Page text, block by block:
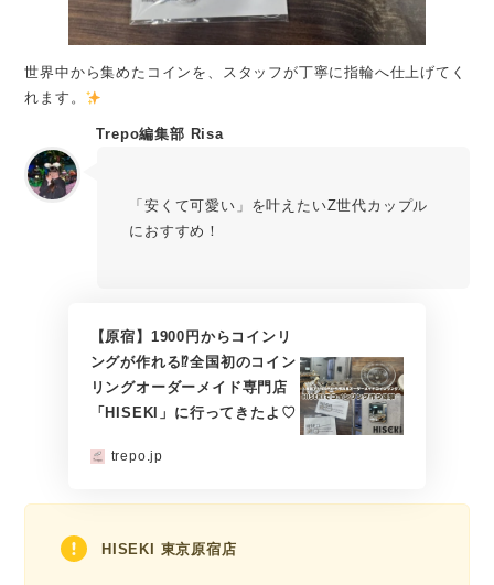
世界中から集めたコインを、スタッフが丁寧に指輪へ仕上げてく
れます。
Trepo編集部 Risa
「安くて可愛い」を叶えたいZ世代カップル
におすすめ！
【原宿】1900円からコインリ
ングが作れる⁉全国初のコイン
リングオーダーメイド専門店
「HISEKI」に行ってきたよ♡
trepo.jp
HISEKI 東京原宿店